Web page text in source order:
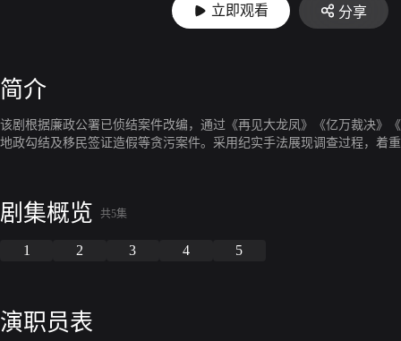
上映： 1998
立即观看 分享
简介
该剧根据廉政公署已侦结案件改编，通过《再见大龙凤》《亿万裁决》
地政勾结及移民签证造假等贪污案件。采用纪实手法展现调查过程，着
剧集概览 共5集
1 2 3 4 5
演职员表